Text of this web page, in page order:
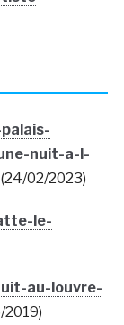
nuit-a-l-
(24/02/2023)
le-
au-louvre-